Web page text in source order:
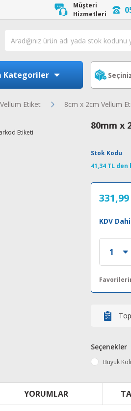
Müşteri
Hizmetleri
Kategoriler
Vellum Etiket 8cm x 2cm Vellum
80mm x
Stok Kodu
41,34 TL
KDV
Seçenekler
Büyük
YORUMLAR